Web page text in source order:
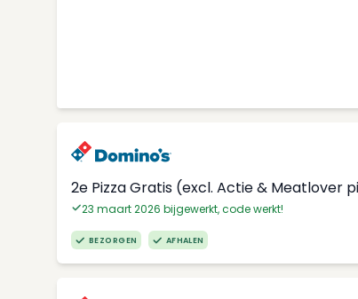
2e Pizza Gratis (excl. Actie & Meatlover
23 maart 2026 bijgewerkt, code werkt!
BEZORGEN AFHALEN